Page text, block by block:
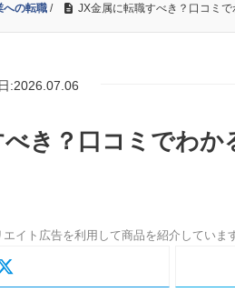
への転職 / JX金属に転職すべき？口コミ
:2026.07.06
き？口コミでわか